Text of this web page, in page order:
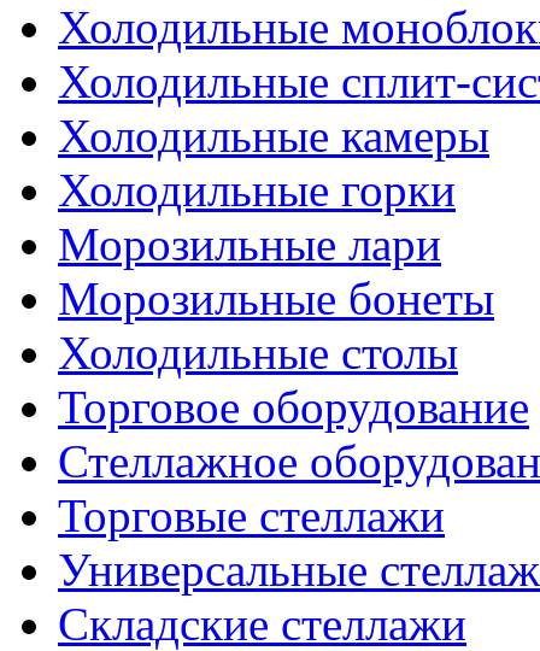
Холодильные
Холодильные сплит-
Холодильные камеры
Холодильные горки
Морозильные лари
Морозильные бонеты
Холодильные столы
Торговое оборудование
Стеллажное
Торговые стеллажи
Универсальные
Складские стеллажи